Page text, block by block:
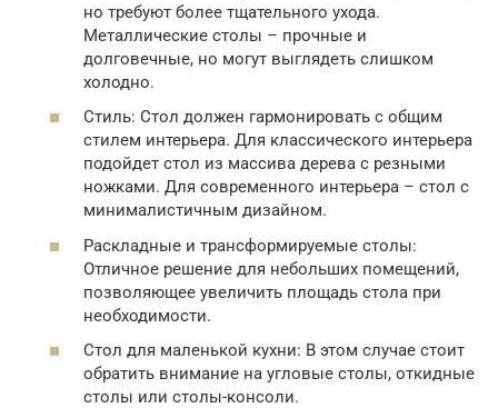
но требуют более тщательного ухода.
Металлические столы – прочные и
долговечные, но могут выглядеть слишком
холодно.
Стиль: Стол должен гармонировать с общим
стилем интерьера. Для классического интерьера
подойдет стол из массива дерева с резными
ножками. Для современного интерьера – стол с
минималистичным дизайном.
Раскладные и трансформируемые столы:
Отличное решение для небольших помещений,
позволяющее увеличить площадь стола при
необходимости.
Стол для маленькой кухни: В этом случае стоит
обратить внимание на угловые столы, откидные
столы или столы-консоли.